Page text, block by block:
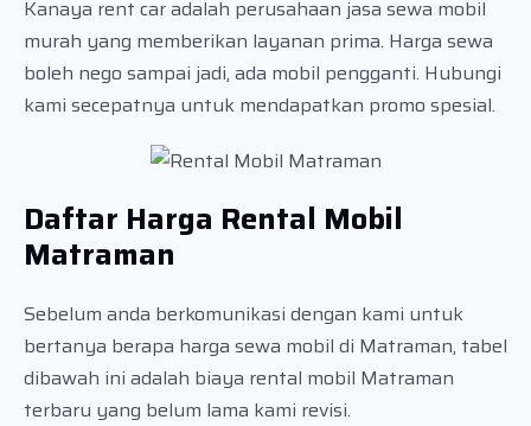
Kanaya rent car adalah perusahaan jasa sewa mobil
murah yang memberikan layanan prima. Harga sewa
boleh nego sampai jadi, ada mobil pengganti. Hubungi
kami secepatnya untuk mendapatkan promo spesial.
Daftar Harga Rental Mobil
Matraman
Sebelum anda berkomunikasi dengan kami untuk
bertanya berapa harga sewa mobil di Matraman, tabel
dibawah ini adalah biaya rental mobil Matraman
terbaru yang belum lama kami revisi.